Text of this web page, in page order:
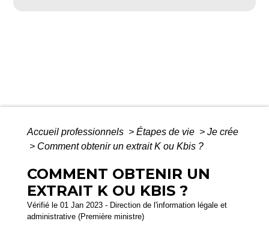
Accueil professionnels > Étapes de vie > Je crée
> Comment obtenir un extrait K ou Kbis ?
COMMENT OBTENIR UN
EXTRAIT K OU KBIS ?
Vérifié le 01 Jan 2023 - Direction de l'information légale et
administrative (Première ministre)